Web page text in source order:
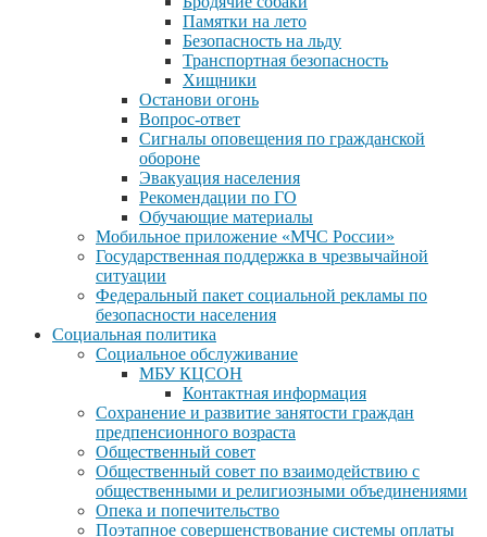
Памятки на лето
Безопасность на льду
Транспортная безопасность
Хищники
Останови огонь
Вопрос-ответ
Сигналы оповещения по гражданской
обороне
Эвакуация населения
Рекомендации по ГО
Обучающие материалы
Мобильное приложение «МЧС России»
Государственная поддержка в чрезвычайной
ситуации
Федеральный пакет социальной рекламы по
безопасности населения
Социальная политика
Социальное обслуживание
МБУ КЦСОН
Контактная информация
Сохранение и развитие занятости граждан
предпенсионного возраста
Общественный совет
Общественный совет по взаимодействию с
общественными и религиозными объединениями
Опека и попечительство
Поэтапное совершенствование системы оплаты